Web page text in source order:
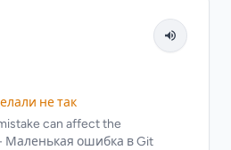
не так
can affect the
Маленькая ошибка в Git